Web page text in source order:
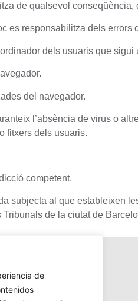
de
de qualsevol
es responsabilitza dels
dels usuaris que
del navegador.
l’absència de virus o
fitxers dels usuaris.
competent.
subjecta al que estableixen
de la ciutat de